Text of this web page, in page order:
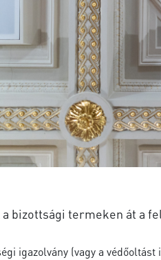
a bizottsági termeken át a
igazolvány (vagy a